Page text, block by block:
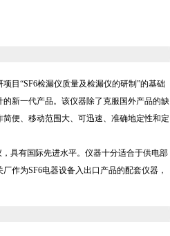
目“SF6检漏仪质量及检漏仪的研制”的基础
新一代产品。该仪器除了克服国外产品的缺
便、移动范围大、可迅速、准确地定性和定
具有国际先进水平。仪器十分适合于供电部
作为SF6电器设备入出口产品的配套仪器，